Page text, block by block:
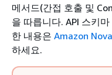
메서드(간접 호출 및
을 따릅니다. API 스키
한 내용은 Amazon
하세요.